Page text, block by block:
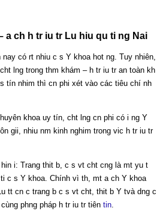
a ch h tr iu tr Lu hiu qu ti ng Nai
có rt nhiu c s Y khoa hot ng. Tuy nhiên,
lng trong thm khám – h tr iu tr an toàn kh
tín nhim thì cn phi xét vào các tiêu chí nh
khoa uy tín, cht lng cn phi có i ng Y
gii, nhiu nm kinh nghim trong vic h tr iu tr
i: Trang thit b, c s vt cht cng là mt yu t
c s Y khoa. Chính vì th, mt a ch Y khoa
tt cn c trang b c s vt cht, thit b Y tvà dng c
phng pháp h tr iu tr tiên tin